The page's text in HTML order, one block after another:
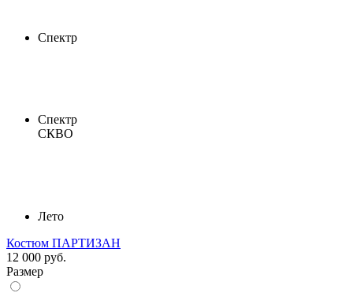
Спектр
Спектр
СКВО
Лето
Костюм ПАРТИЗАН
12 000 руб.
Размер